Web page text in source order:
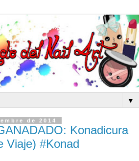
▼
de 2014
Konadicura
Viaje) #Konad